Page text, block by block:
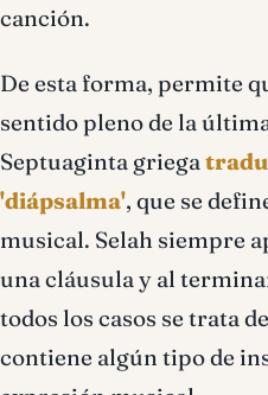
canción.
De esta forma, permite
sentido pleno de la
Septuaginta griega
'diápsalma', que se
musical. Selah siempre
una cláusula y al
todos los casos se trata
contiene algún tipo de